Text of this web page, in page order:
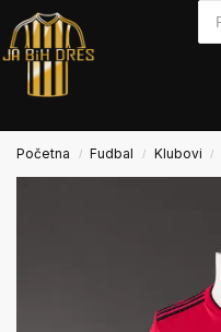
Početna / Fudbal / Klubovi /